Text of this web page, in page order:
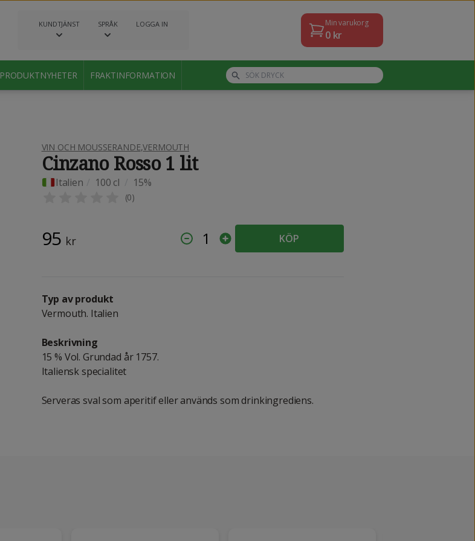
KUNDTJÄNST SPRÅK LOGGA IN Min varukorg
0kr
PRODUKTNYHETER FRAKTINFORMATION
VIN OCH MOUSSERANDE,VERMOUTH
Cinzano Rosso 1 lit
Italien 100 cl 15%
(0)
95 kr 1 KÖP
Typ av produkt
Vermouth. Italien
Beskrivning
15 % Vol. Grundad år 1757.
Italiensk specialitet
Serveras sval som aperitif eller används som drinkingrediens.